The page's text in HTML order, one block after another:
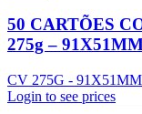
50 CARTÕES
275g –
CV 275G - 91X51MM
Login to see prices